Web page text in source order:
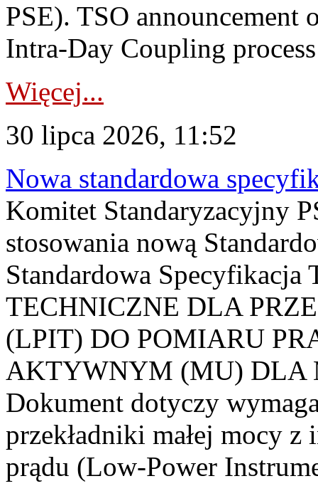
PSE). TSO announcement
Intra-Day Coupling
Więcej...
30 lipca 2026, 11:52
Nowa standardowa
Komitet Standaryzacyjny
stosowania nową
Standardowa
TECHNICZNE DLA
(LPIT) DO POMIARU
AKTYWNYM (MU) DLA
Dokument dotyczy
przekładniki małej mocy
prądu (Low-Power